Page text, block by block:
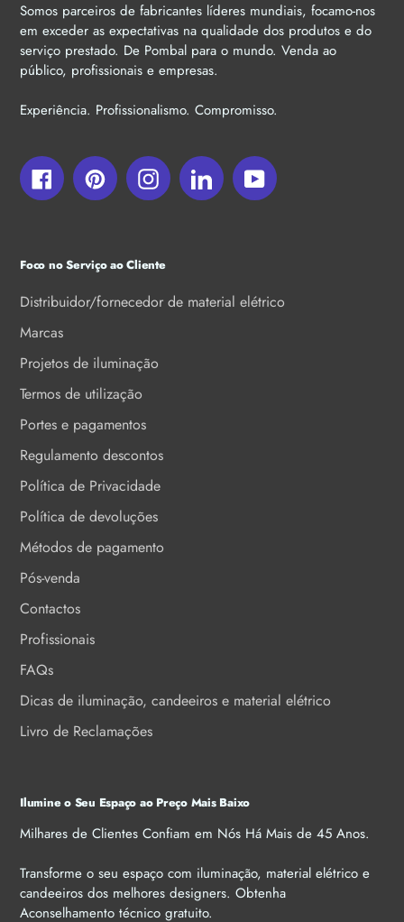
Somos parceiros de fabricantes líderes mundiais, focamo-nos
em exceder as expectativas na qualidade dos produtos e do
serviço prestado. De Pombal para o mundo. Venda ao
público, profissionais e empresas.
Experiência. Profissionalismo. Compromisso.
FacebookPinterestInstagramLinkedInYouTube
Foco no Serviço ao Cliente
Distribuidor/fornecedor de material elétrico
Marcas
Projetos de iluminação
Termos de utilização
Portes e pagamentos
Regulamento descontos
Política de Privacidade
Política de devoluções
Métodos de pagamento
Pós-venda
Contactos
Profissionais
FAQs
Dicas de iluminação, candeeiros e material elétrico
Livro de Reclamações
Ilumine o Seu Espaço ao Preço Mais Baixo
Milhares de Clientes Confiam em Nós Há Mais de 45 Anos.
Transforme o seu espaço com iluminação, material elétrico e
candeeiros dos melhores designers. Obtenha
Aconselhamento técnico gratuito.